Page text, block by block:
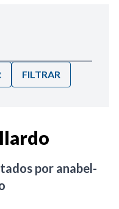
FILTRAR
por anabel-